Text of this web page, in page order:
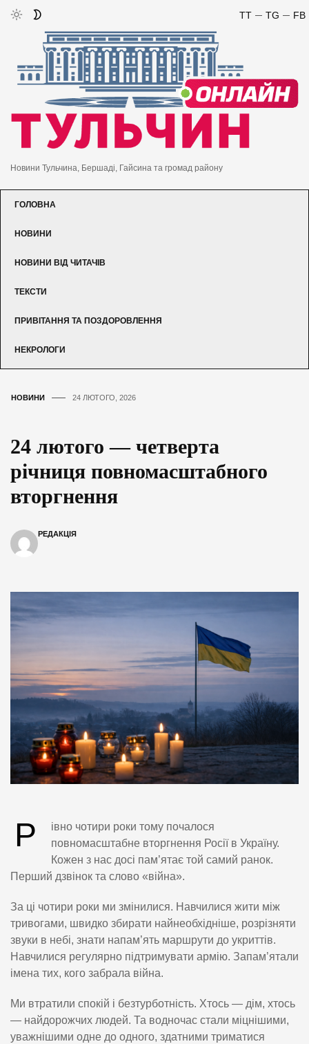
FB
TG
TT
Новини Тульчина, Бершаді, Гайсина та громад району
ГОЛОВНА
НОВИНИ
НОВИНИ ВІД ЧИТАЧІВ
ТЕКСТИ
ПРИВІТАННЯ ТА ПОЗДОРОВЛЕННЯ
НЕКРОЛОГИ
НОВИНИ 24 ЛЮТОГО, 2026
24 лютого — четверта
річниця повномасштабного
вторгнення
РЕДАКЦІЯ
Р
івно чотири роки тому почалося
повномасштабне вторгнення Росії в Україну.
Кожен з нас досі пам’ятає той самий ранок.
Перший дзвінок та слово «війна».
За ці чотири роки ми змінилися. Навчилися жити між
тривогами, швидко збирати найнеобхідніше, розрізняти
звуки в небі, знати напам’ять маршрути до укриттів.
Навчилися регулярно підтримувати армію. Запам’ятали
імена тих, кого забрала війна.
Ми втратили спокій і безтурботність. Хтось — дім, хтось
— найдорожчих людей. Та водночас стали міцнішими,
уважнішими одне до одного, здатними триматися